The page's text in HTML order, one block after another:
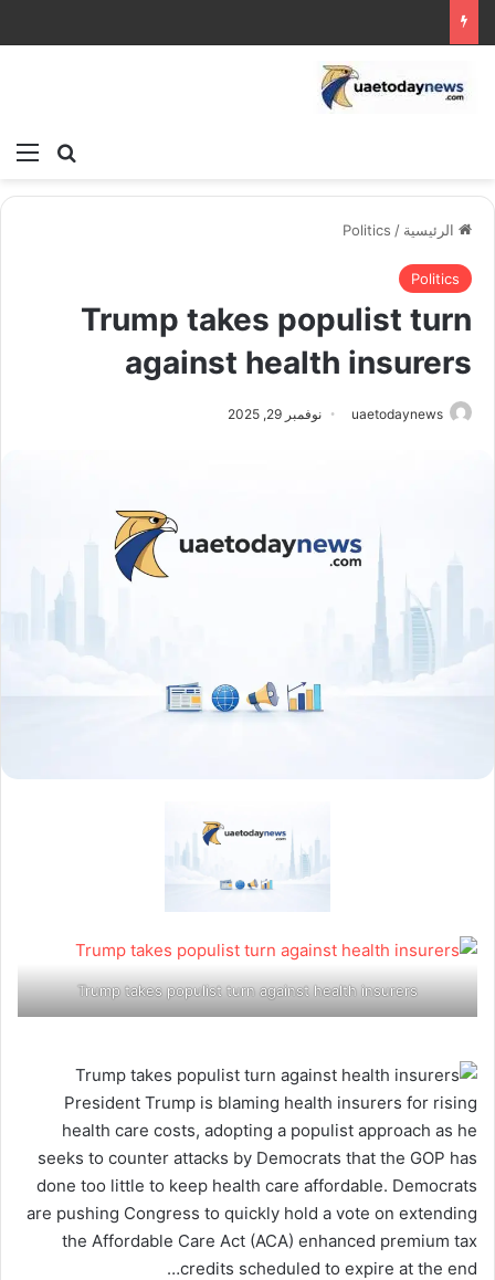
بحث
الرئيسية /
Politics
Politics
Trump takes populist turn
against health insurers
uaetodaynews نوفمبر 29, 2025
Trump takes populist turn against health insurers
President Trump is blaming health insurers for rising
health care costs, adopting a populist approach as he
seeks to counter attacks by Democrats that the GOP has
done too little to keep health care affordable. Democrats
are pushing Congress to quickly hold a vote on extending
the Affordable Care Act (ACA) enhanced premium tax
credits scheduled to expire at the end…